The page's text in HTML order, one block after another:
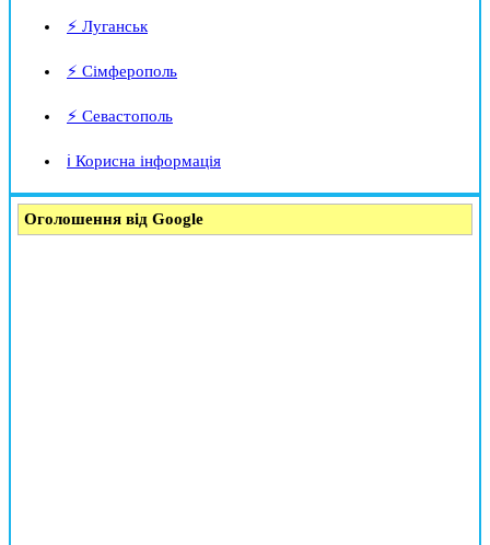
⚡ Луганськ
⚡ Сімферополь
⚡ Севастополь
ℹ️ Корисна інформація
Оголошення від Google